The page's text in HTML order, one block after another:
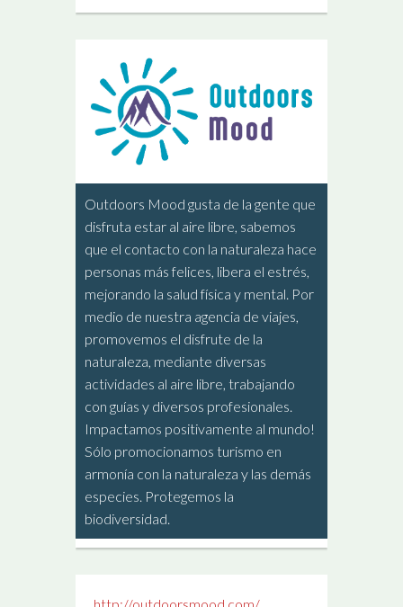
Outdoors Mood gusta de la gente que
disfruta estar al aire libre, sabemos
que el contacto con la naturaleza hace
personas más felices, libera el estrés,
mejorando la salud física y mental. Por
medio de nuestra agencia de viajes,
promovemos el disfrute de la
naturaleza, mediante diversas
actividades al aire libre, trabajando
con guías y diversos profesionales.
Impactamos positivamente al mundo!
Sólo promocionamos turismo en
armonía con la naturaleza y las demás
especies. Protegemos la
biodiversidad.
http://outdoorsmood.com/